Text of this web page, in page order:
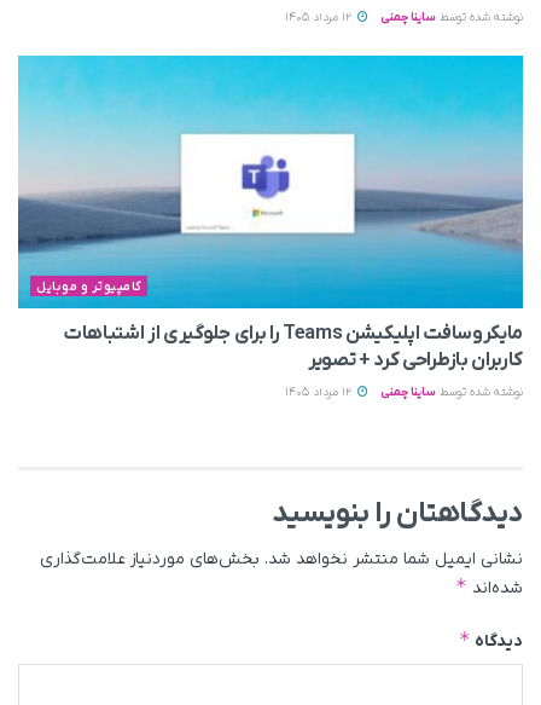
نوشته شده توسط ساینا چمنی
کامپیوتر و موبایل
مایکروسافت اپلیکیشن Teams را برای جلوگیری از اشتباهات
کاربران بازطراحی کرد + تصویر
نوشته شده توسط ساینا چمنی
دیدگاهتان را بنویسید
نشانی ایمیل شما منتشر نخواهد شد. بخش‌های موردنیاز علامت‌گذاری
شده‌اند *
دیدگاه *